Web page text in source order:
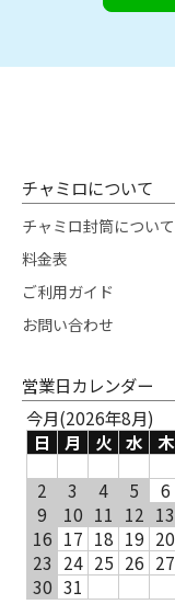
チャミロについて
チャミロ封筒について
料金表
ご利用ガイド
お問い合わせ
営業日カレンダー
今月(2026年8月)
日
月 火 水 木
2
3 4 5 6
9
10 11 12 13
16 17 18 19 20
23 24 25 26 27
30 31